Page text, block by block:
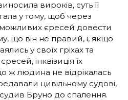
вироків, суть її
у тому, щоб через
можливих єресей довести
що він не правий, і, якщо
у своїх гріхах та
інквізиція їх
ж людина не відрікалась
цивільному судові,
Бруно до спалення.